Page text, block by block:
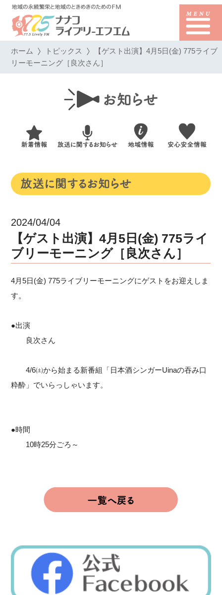
ホーム トピックス 【ゲスト出演】4月5日(金) 775ライブ
リーモーニング［良次さん］
2024/04/04
【ゲスト出演】4月5日(金) 775ライ
ブリーモーニング［良次さん］
4月5日(金) 775ライブリーモーニングにゲストをお迎えしま
す。
●出演
良次さん
4/6㈯から始まる新番組「日本酒シンガーUinaの吞み口
粋酔」でいらっしゃいます。
●時間
10時25分ごろ～